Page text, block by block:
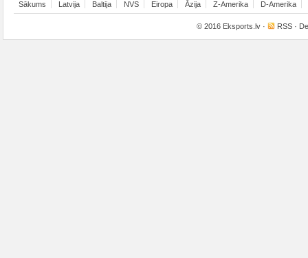
Sākums Latvija Baltija NVS Eiropa Āzija Z-Amerika D-Amerika
© 2016 Eksports.lv · RSS ·